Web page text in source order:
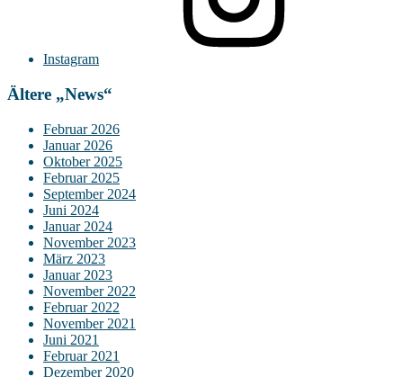
Instagram
Ältere „News“
Februar 2026
Januar 2026
Oktober 2025
Februar 2025
September 2024
Juni 2024
Januar 2024
November 2023
März 2023
Januar 2023
November 2022
Februar 2022
November 2021
Juni 2021
Februar 2021
Dezember 2020